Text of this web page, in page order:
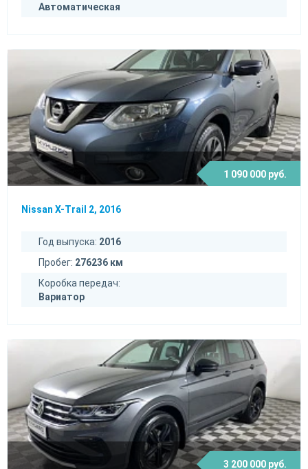
Автоматическая
1 090 000 руб.
Nissan X-Trail 2, 2016
Год выпуска: 2016
Пробег: 276236 км
Коробка передач:
Вариатор
3 200 000 руб.